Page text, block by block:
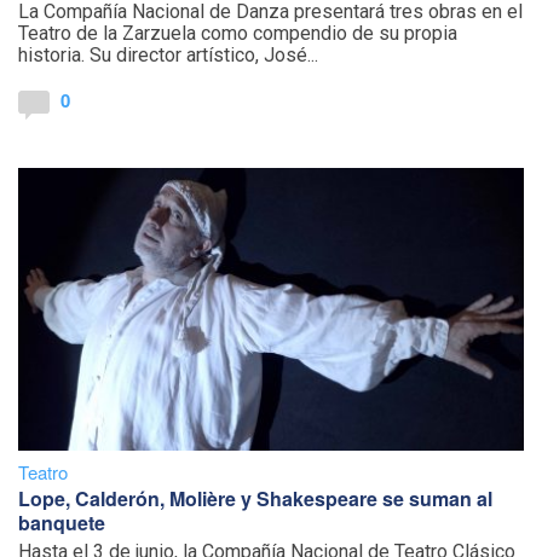
La Compañía Nacional de Danza presentará tres obras en el
Teatro de la Zarzuela como compendio de su propia
historia. Su director artístico, José...
0
Teatro
Lope, Calderón, Molière y Shakespeare se suman al
banquete
Hasta el 3 de junio, la Compañía Nacional de Teatro Clásico